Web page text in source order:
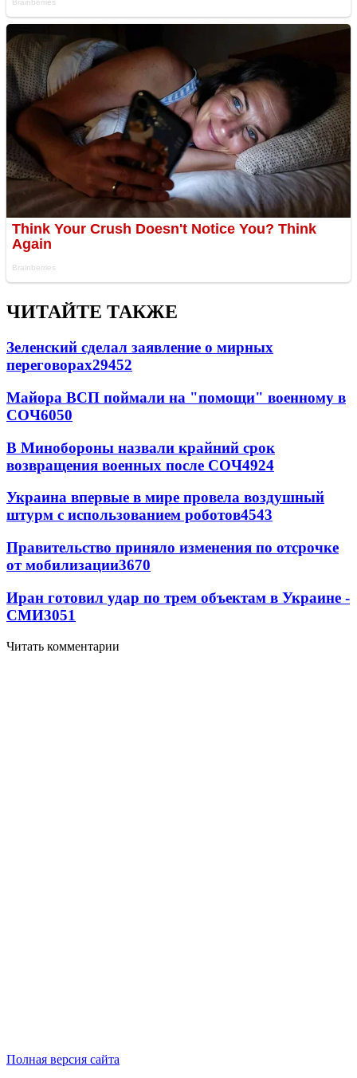
ЧИТАЙТЕ ТАКЖЕ
Зеленский сделал заявление о мирных
переговорах29452
Майора ВСП поймали на "помощи" военному в
СОЧ6050
В Минобороны назвали крайний срок
возвращения военных после СОЧ4924
Украина впервые в мире провела воздушный
штурм с использованием роботов4543
Правительство приняло изменения по отсрочке
от мобилизации3670
Иран готовил удар по трем объектам в Украине -
СМИ3051
Читать комментарии
Полная версия сайта